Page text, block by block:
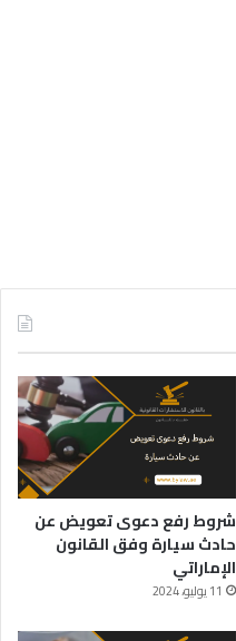
شروط رفع دعوى تعويض عن
حادث سيارة وفق القانون
الإماراتي
11 يوليو، 2024